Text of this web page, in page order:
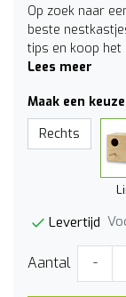
Op zoek naar
beste
tips en koop
Lees meer
Maak een
Rechts
Levertijd
Aantal -